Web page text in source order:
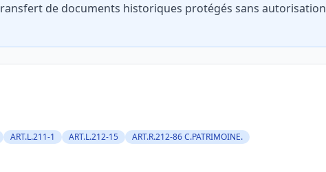
de documents historiques protégés sans autorisation
ART.L.211-1 ART.L.212-15 ART.R.212-86 C.PATRIMOINE.